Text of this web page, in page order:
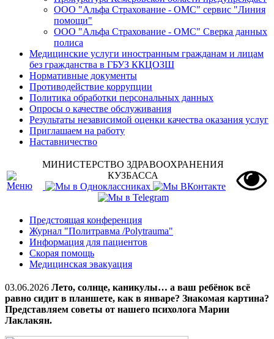
ООО "Альфа Страхование - ОМС" сервис "Линия
помощи"
ООО "Альфа Страхование - ОМС" Сверка данных
полиса
Медицинские услуги иностранным гражданам и лицам
без гражданства в ГБУЗ ККЦОЗШ
Нормативные документы
Противодействие коррупции
Политика обработки персональных данных
Опросы о качестве обслуживания
Результаты независимой оценки качества оказания услуг
Приглашаем на работу
Наставничество
МИНИСТЕРСТВО ЗДРАВООХРАНЕНИЯ
КУЗБАССА
Предстоящая конференция
Журнал "Политравма /Polytrauma"
Информация для пациентов
Скорая помощь
Медицинская эвакуация
03.06.2026 Лето, солнце, каникулы… а ваш ребёнок всё
равно сидит в планшете, как в январе? Знакомая картина?
Представляем советы от нашего психолога Марии
Лаклакян.